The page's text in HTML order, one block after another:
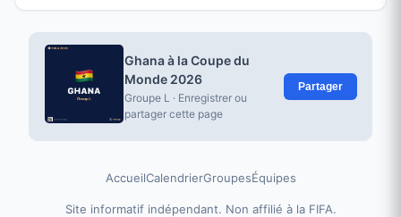
Ghana à la Coupe du
Monde 2026
Groupe L · Enregistrer ou
partager cette page
Partager
AccueilCalendrierGroupesÉquipes
Site informatif indépendant. Non affilié à la FIFA.